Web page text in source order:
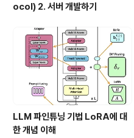
ocol) 2. 서버 개발하기
LLM 파인튜닝 기법 LoRA에 대
한 개념 이해